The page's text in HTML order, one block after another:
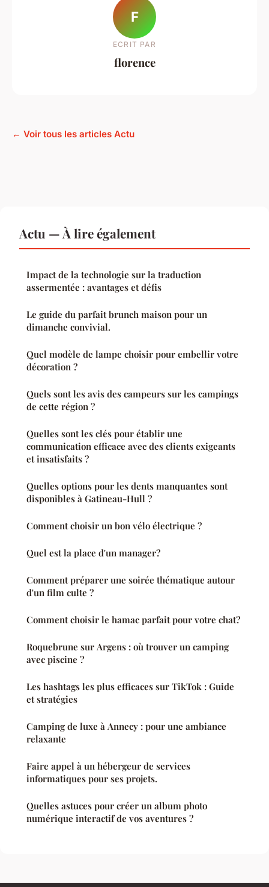
F
ECRIT PAR
florence
← Voir tous les articles Actu
Actu — À lire également
Impact de la technologie sur la traduction
assermentée : avantages et défis
Le guide du parfait brunch maison pour un
dimanche convivial.
Quel modèle de lampe choisir pour embellir votre
décoration ?
Quels sont les avis des campeurs sur les campings
de cette région ?
Quelles sont les clés pour établir une
communication efficace avec des clients exigeants
et insatisfaits ?
Quelles options pour les dents manquantes sont
disponibles à Gatineau-Hull ?
Comment choisir un bon vélo électrique ?
Quel est la place d'un manager?
Comment préparer une soirée thématique autour
d'un film culte ?
Comment choisir le hamac parfait pour votre chat?
Roquebrune sur Argens : où trouver un camping
avec piscine ?
Les hashtags les plus efficaces sur TikTok : Guide
et stratégies
Camping de luxe à Annecy : pour une ambiance
relaxante
Faire appel à un hébergeur de services
informatiques pour ses projets.
Quelles astuces pour créer un album photo
numérique interactif de vos aventures ?